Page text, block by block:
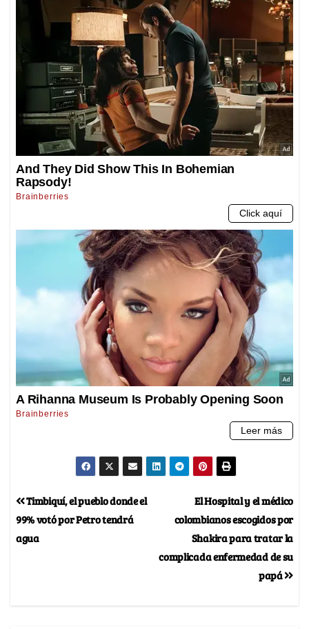
El Hospital y el médico
colombianos escogidos por
Shakira para tratar la
complicada enfermedad de su
papá
Timbiquí, el pueblo donde el
99% votó por Petro tendrá
agua